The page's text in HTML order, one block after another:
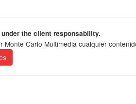
the client responsability.
Monte Carlo Multimedia cualquier